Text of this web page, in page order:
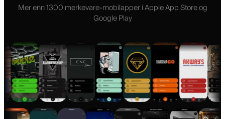
Mer enn 1300 merkevare-mobilapper i Apple App Store og
Google Play